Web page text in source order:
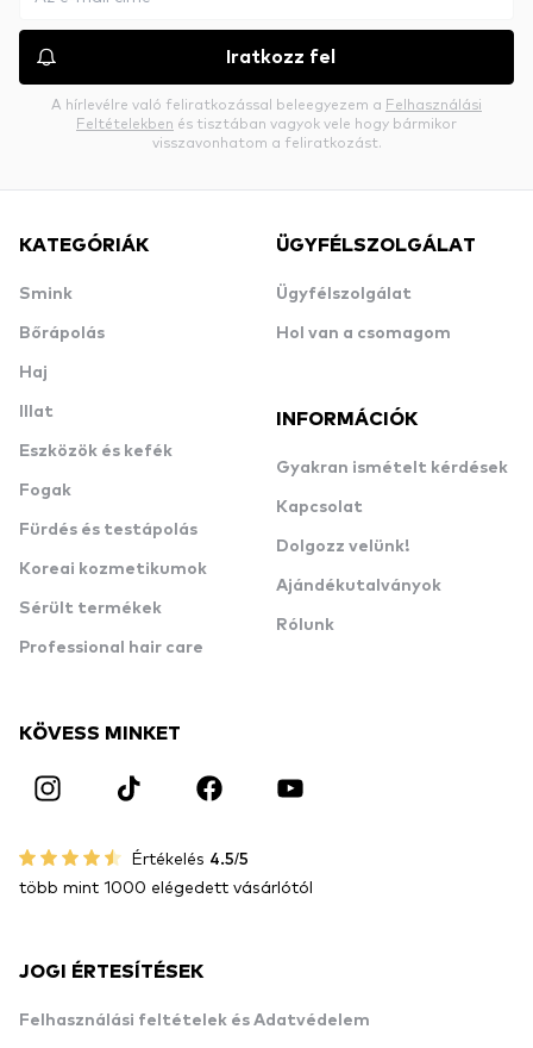
Iratkozz fel
A hírlevélre való feliratkozással beleegyezem a Felhasználási
Feltételekben és tisztában vagyok vele hogy bármikor
visszavonhatom a feliratkozást.
KATEGÓRIÁK
Smink
Bőrápolás
Haj
Illat
Eszközök és kefék
Fogak
Fürdés és testápolás
Koreai kozmetikumok
Sérült termékek
Professional hair care
ÜGYFÉLSZOLGÁLAT
Ügyfélszolgálat
Hol van a csomagom
INFORMÁCIÓK
Gyakran ismételt kérdések
Kapcsolat
Dolgozz velünk!
Ajándékutalványok
Rólunk
KÖVESS MINKET
Értékelés 4.5/5
több mint 1000 elégedett vásárlótól
JOGI ÉRTESÍTÉSEK
Felhasználási feltételek és Adatvédelem